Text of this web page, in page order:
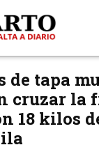
de tapa
cruzar la
18 kilos